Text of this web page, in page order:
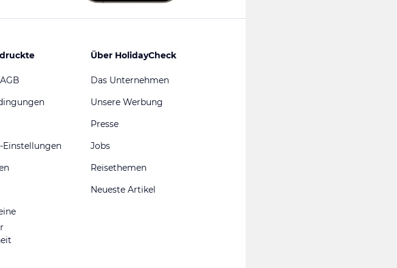
Einstellungen
Über HolidayCheck
Das Unternehmen
Unsere Werbung
Presse
Jobs
Reisethemen
Neueste Artikel